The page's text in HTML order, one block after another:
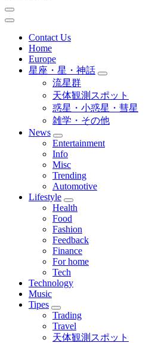
Contact Us
Home
Europe
星座・星・神話
流星群
天体観測スポット
惑星・小惑星・彗星
雑学・その他
News
Entertainment
Info
Misc
Trending
Automotive
Lifestyle
Health
Food
Fashion
Feedback
Finance
For home
Tech
Technology
Music
Tipes
Trading
Travel
天体観測スポット